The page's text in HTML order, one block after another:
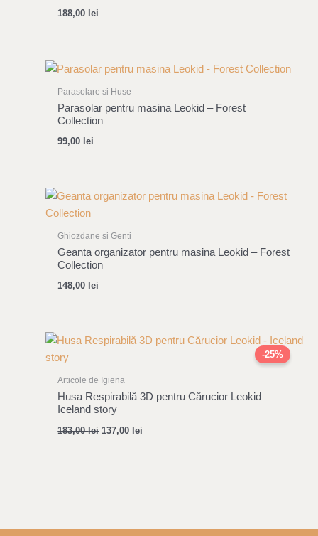
188,00 lei
Parasolare si Huse
Parasolar pentru masina Leokid – Forest
Collection
99,00 lei
Ghiozdane si Genti
Geanta organizator pentru masina Leokid – Forest
Collection
148,00 lei
-25%
Articole de Igiena
Husa Respirabilă 3D pentru Cărucior Leokid –
Iceland story
183,00lei
Original
price
137,00 lei
Current
price